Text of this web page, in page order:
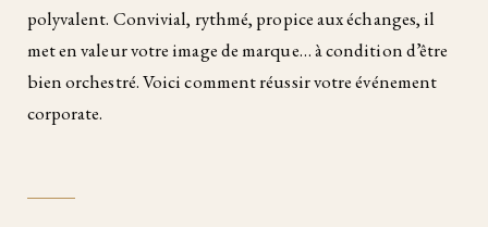
polyvalent. Convivial, rythmé, propice aux échanges, il
met en valeur votre image de marque… à condition d’être
bien orchestré. Voici comment réussir votre événement
corporate.